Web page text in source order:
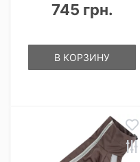
745 грн.
В КОРЗИНУ